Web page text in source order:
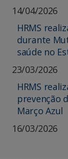
14/04/2026
HRMS
durante
saúde no
23/03/2026
HRMS
prevenção
Março Azul
16/03/2026